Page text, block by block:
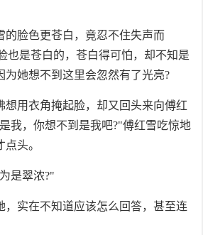
的脸色更苍白，竟忍不住失声而
也是苍白的，苍白得可怕，却不知是
为她想不到这里会忽然有了光亮?
想用衣角掩起脸，却又回头来向傅红
我，你想不到是我吧?"傅红雪吃惊地
头。
是翠浓?"
，实在不知道应该怎么回答，甚至连